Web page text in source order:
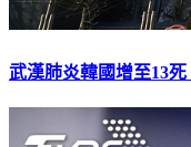
武漢肺炎韓國增至13